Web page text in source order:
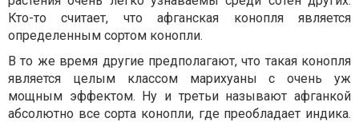
Кто-то считает, что афганская конопля является
определенным сортом конопли.
В то же время другие предполагают, что такая конопля
является целым классом марихуаны с очень уж
мощным эффектом. Ну и третьи называют афганкой
абсолютно все сорта конопли, где преобладает индика.